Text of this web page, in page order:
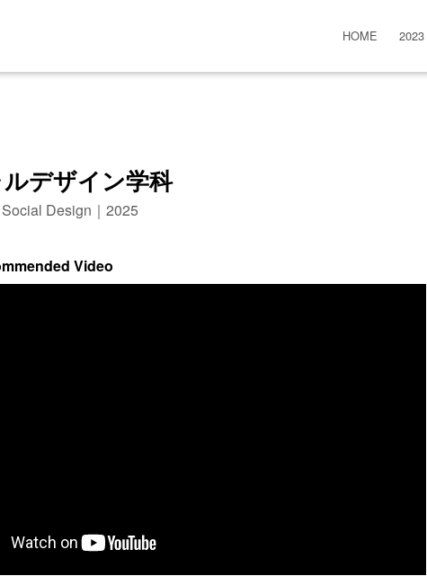
HOME 2023
デザイン学科
Design｜2025
Video